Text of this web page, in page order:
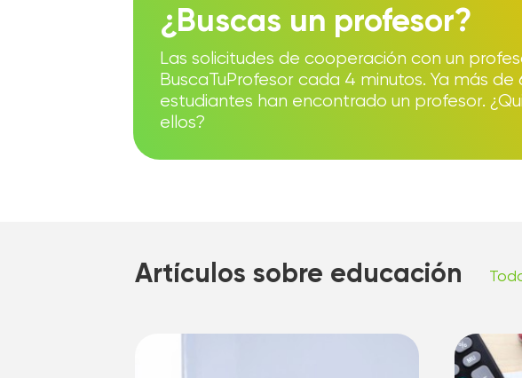
¿Buscas un profesor?
Las solicitudes de cooperación con un
BuscaTuProfesor cada 4 minutos. Ya más de
estudiantes han encontrado un profesor.
ellos?
Artículos sobre educación